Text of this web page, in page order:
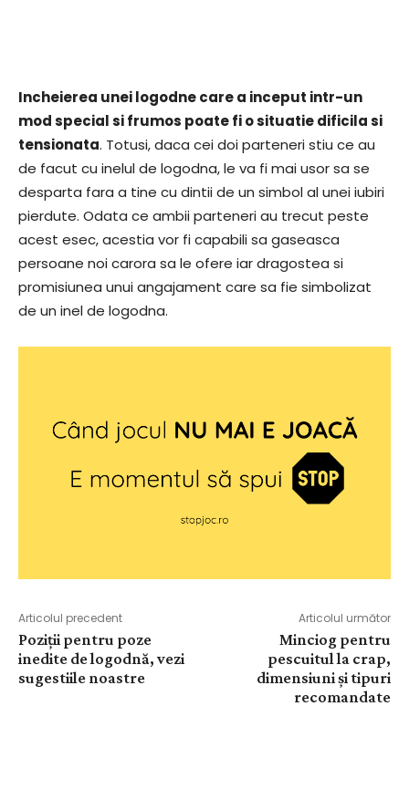
Incheierea unei logodne care a inceput intr-un
mod special si frumos poate fi o situatie dificila si
tensionata. Totusi, daca cei doi parteneri stiu ce au
de facut cu inelul de logodna, le va fi mai usor sa se
desparta fara a tine cu dintii de un simbol al unei iubiri
pierdute. Odata ce ambii parteneri au trecut peste
acest esec, acestia vor fi capabili sa gaseasca
persoane noi carora sa le ofere iar dragostea si
promisiunea unui angajament care sa fie simbolizat
de un inel de logodna.
Articolul precedent
Poziții pentru poze
inedite de logodnă, vezi
sugestiile noastre
Articolul următor
Minciog pentru
pescuitul la crap,
dimensiuni și tipuri
recomandate